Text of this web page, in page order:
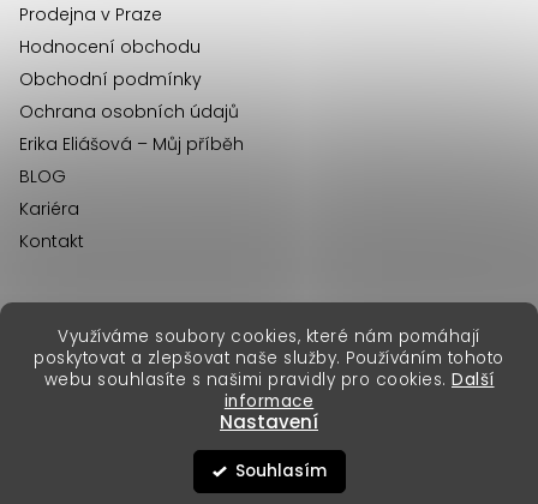
Využíváme soubory cookies, které nám pomáhají
poskytovat a zlepšovat naše služby. Používáním tohoto
webu souhlasíte s našimi pravidly pro cookies. Další
informace
Nastavení
Souhlasím
Prodejna v Praze
Hodnocení obchodu
Obchodní podmínky
Ochrana osobních údajů
Erika Eliášová – Můj příběh
BLOG
Kariéra
Kontakt
Vytvořil Shoptet Premium
Copyright 2026Erika Fashion. Všechna práva vyhrazena.
erikafashion.sk